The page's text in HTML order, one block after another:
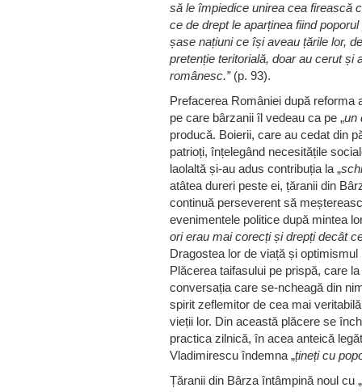
să le împiedice unirea cea firească
ce de drept le aparținea fiind
șase națiuni ce își aveau țările lor,
pretenție teritorială, doar au cerut și
românesc.”(p. 93).
Prefacerea României după reforma
pe care bârzanii îl vedeau ca pe „un
producă. Boierii, care au cedat din
patrioți, înțelegând necesitățile
laolaltă și-au adus contribuția la „
atâtea dureri peste ei, țăranii din
continuă perseverent să
evenimentele politice după mintea
ori erau mai corecți și drepți decât
Dragostea lor de viață și
Plăcerea taifasului pe prispă, care
conversația care se-ncheagă din
spirit zeflemitor de cea mai
vieții lor. Din această plăcere se
practica zilnică, în acea anteică
Vladimirescu îndemna „țineți cu
Țăranii din Bârza întâmpină noul cu „